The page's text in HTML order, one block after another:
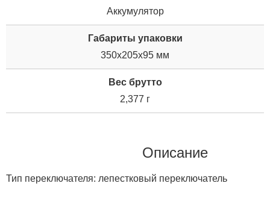
Аккумулятор
Габариты упаковки
350x205x95 мм
Вес брутто
2,377 г
Описание
Тип переключателя: лепестковый переключатель